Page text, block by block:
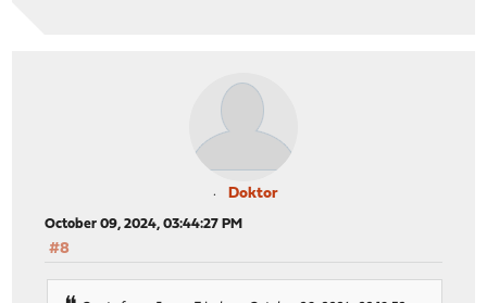
Doktor
October 09, 2024, 03:44:27 PM
#8